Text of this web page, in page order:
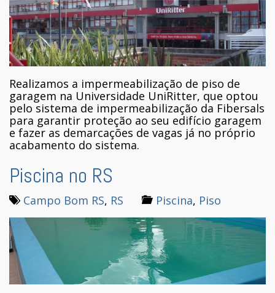
Realizamos a impermeabilização de piso de
garagem na Universidade UniRitter, que optou
pelo sistema de impermeabilização da Fibersals
para garantir proteção ao seu edifício garagem
e fazer as demarcações de vagas já no próprio
acabamento do sistema.
Piscina no RS
Campo Bom RS, RS Piscina, Piso